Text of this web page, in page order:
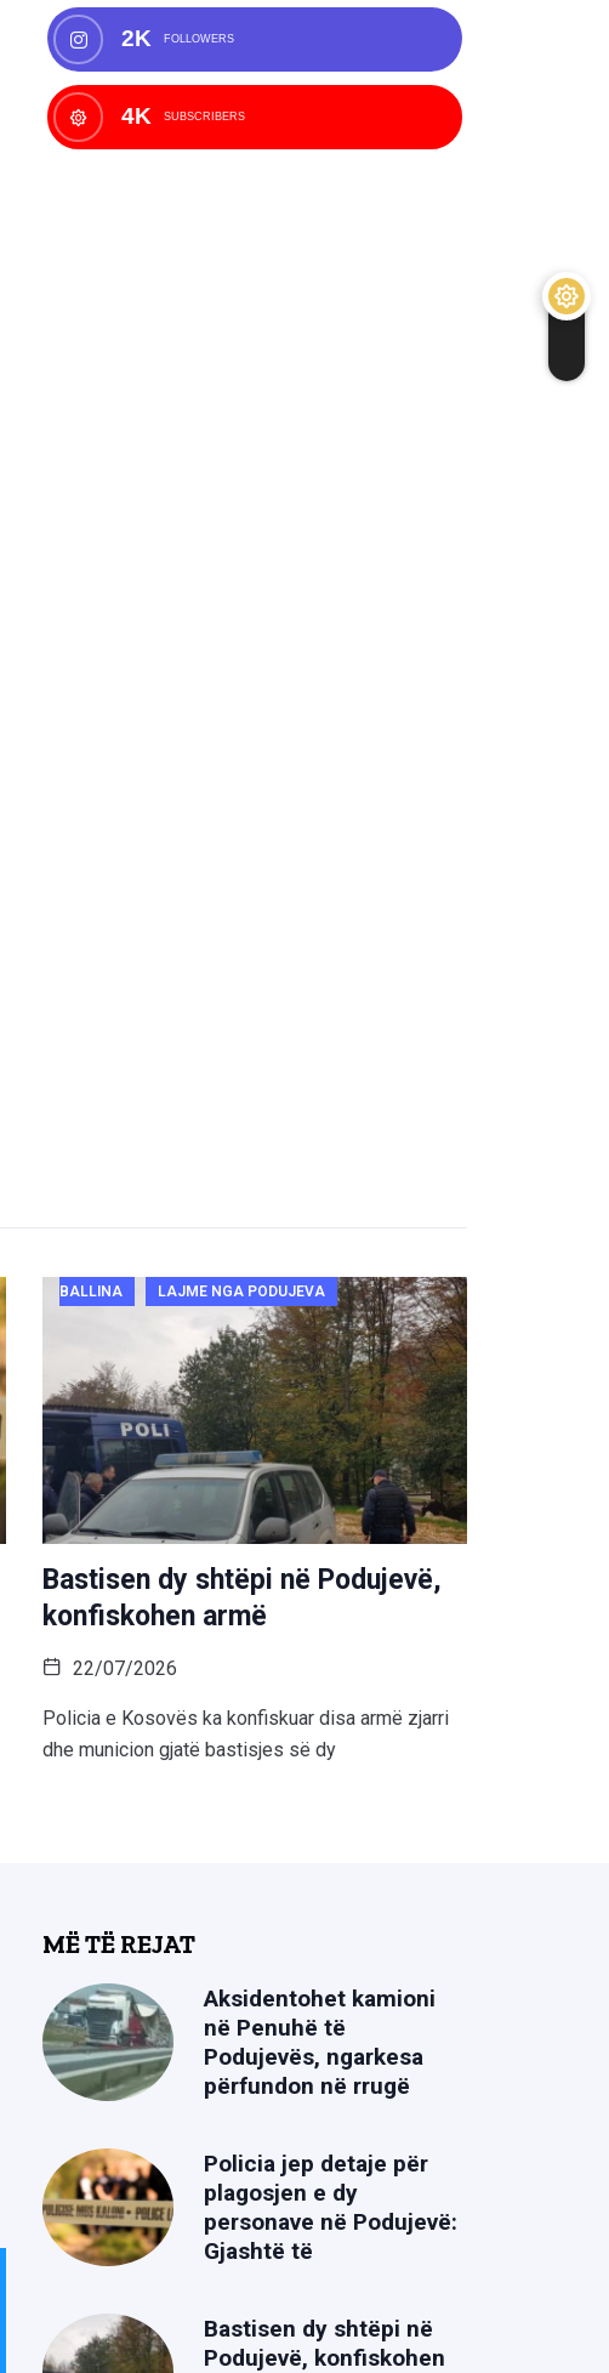
2K FOLLOWERS
4K SUBSCRIBERS
BALLINA LAJME NGA PODUJEVA
Bastisen dy shtëpi në Podujevë,
konfiskohen armë
22/07/2026
Policia e Kosovës ka konfiskuar disa armë zjarri
dhe municion gjatë bastisjes së dy
MË TË REJAT
Aksidentohet kamioni
në Penuhë të
Podujevës, ngarkesa
përfundon në rrugë
Policia jep detaje për
plagosjen e dy
personave në Podujevë:
Gjashtë të
Bastisen dy shtëpi në
Podujevë, konfiskohen